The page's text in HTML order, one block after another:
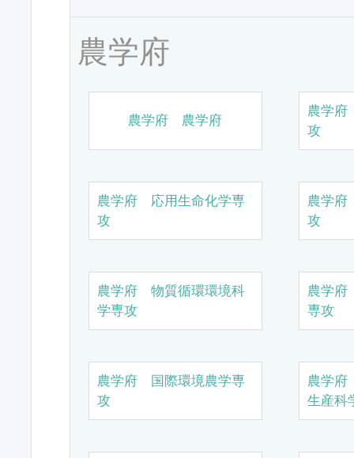
農学府
農学府 農学府
農学
攻
農学府 応用生命化学専
攻
農学
攻
農学府 物質循環環境科
学専攻
農学
専攻
農学府 国際環境農学専
攻
農学
生産科